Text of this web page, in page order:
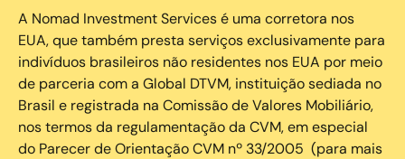
‍A Nomad Investment Services é uma corretora nos
EUA, que também presta serviços exclusivamente para
indivíduos brasileiros não residentes nos EUA por meio
de parceria com a Global DTVM, instituição sediada no
Brasil e registrada na Comissão de Valores Mobiliário,
nos termos da regulamentação da CVM, em especial
do Parecer de Orientação CVM nº 33/2005 (para mais